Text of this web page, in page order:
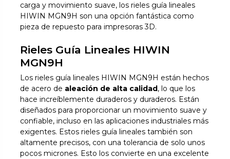
carga y movimiento suave, los rieles guía lineales
HIWIN MGN9H son una opción fantástica como
pieza de repuesto para impresoras 3D.
Rieles Guía Lineales HIWIN
MGN9H
Los rieles guía lineales HIWIN MGN9H están hechos
de acero de aleación de alta calidad , lo que los
hace increíblemente duraderos y duraderos. Están
diseñados para proporcionar un movimiento suave y
confiable, incluso en las aplicaciones industriales más
exigentes. Estos rieles guía lineales también son
altamente precisos, con una tolerancia de solo unos
pocos micrones. Esto los convierte en una excelente